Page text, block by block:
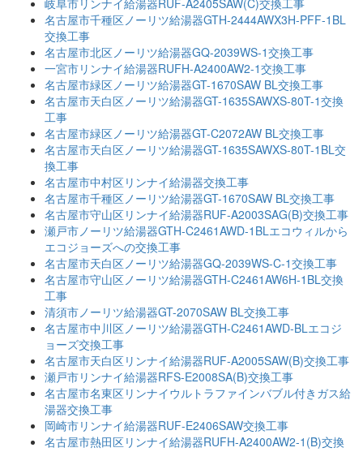
名古屋市千種区ノーリツ給湯器GTH-2444AWX3H-PFF-1BL
交換工事
名古屋市北区ノーリツ給湯器GQ-2039WS-1交換工事
一宮市リンナイ給湯器RUFH-A2400AW2-1交換工事
名古屋市緑区ノーリツ給湯器GT-1670SAW BL交換工事
名古屋市天白区ノーリツ給湯器GT-1635SAWXS-80T-1交換
工事
名古屋市緑区ノーリツ給湯器GT-C2072AW BL交換工事
名古屋市天白区ノーリツ給湯器GT-1635SAWXS-80T-1BL交
換工事
名古屋市中村区リンナイ給湯器交換工事
名古屋市千種区ノーリツ給湯器GT-1670SAW BL交換工事
名古屋市守山区リンナイ給湯器RUF-A2003SAG(B)交換工事
瀬戸市ノーリツ給湯器GTH-C2461AWD-1BLエコウィルから
エコジョーズへの交換工事
名古屋市天白区ノーリツ給湯器GQ-2039WS-C-1交換工事
名古屋市守山区ノーリツ給湯器GTH-C2461AW6H-1BL交換
工事
清須市ノーリツ給湯器GT-2070SAW BL交換工事
名古屋市中川区ノーリツ給湯器GTH-C2461AWD-BLエコジ
ョーズ交換工事
名古屋市天白区リンナイ給湯器RUF-A2005SAW(B)交換工事
瀬戸市リンナイ給湯器RFS-E2008SA(B)交換工事
名古屋市名東区リンナイウルトラファインバブル付きガス給
湯器交換工事
岡崎市リンナイ給湯器RUF-E2406SAW交換工事
名古屋市熱田区リンナイ給湯器RUFH-A2400AW2-1(B)交換